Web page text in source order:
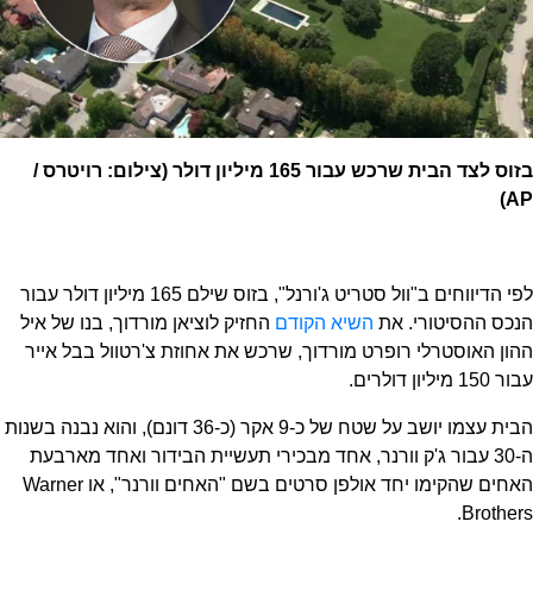
בזוס לצד הבית שרכש עבור 165 מיליון דולר (צילום: רויטרס /
AP)
לפי הדיווחים ב"וול סטריט ג'ורנל", בזוס שילם 165 מיליון דולר עבור
הנכס ההסיטורי. את השיא הקודם החזיק לוציאן מורדוך, בנו של איל
ההון האוסטרלי רופרט מורדוך, שרכש את אחוזת צ'רטוול בבל אייר
עבור 150 מיליון דולרים.
הבית עצמו יושב על שטח של כ-9 אקר (כ-36 דונם), והוא נבנה בשנות
ה-30 עבור ג'ק וורנר, אחד מבכירי תעשיית הבידור ואחד מארבעת
האחים שהקימו יחד אולפן סרטים בשם "האחים וורנר", או Warner
Brothers.